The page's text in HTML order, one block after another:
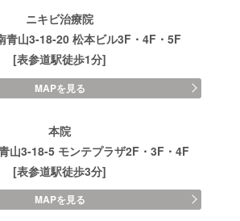
ニキビ治療院
青山3-18-20 松本ビル3F・4F・5F
[表参道駅徒歩1分]
MAPを見る
本院
山3-18-5 モンテプラザ2F・3F・4F
[表参道駅徒歩3分]
MAPを見る